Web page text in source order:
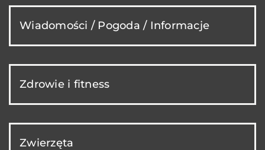
Wiadomości / Pogoda / Informacje
Zdrowie i fitness
Zwierzęta